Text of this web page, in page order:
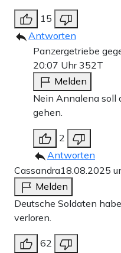
15
Antworten
Panzergetriebe
20:07 Uhr352T
Melden
Nein Annalena soll
gehen.
2
Antworten
Cassandra18.08.2025
Melden
Deutsche Soldaten
verloren.
62